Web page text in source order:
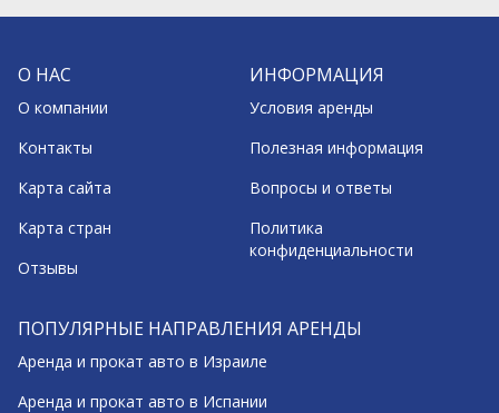
О НАС
О компании
Контакты
Карта сайта
Карта стран
Отзывы
ИНФОРМАЦИЯ
Условия аренды
Полезная информация
Вопросы и ответы
Политика
конфиденциальности
ПОПУЛЯРНЫЕ НАПРАВЛЕНИЯ АРЕНДЫ
Аренда и прокат авто в Израиле
Аренда и прокат авто в Испании